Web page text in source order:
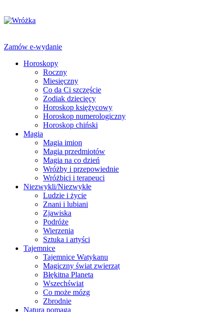
Zamów e-wydanie
Horoskopy
Roczny
Miesięczny
Co da Ci szczęście
Zodiak dziecięcy
Horoskop księżycowy
Horoskop numerologiczny
Horoskop chiński
Magia
Magia imion
Magia przedmiotów
Magia na co dzień
Wróżby i przepowiednie
Wróżbici i terapeuci
Niezwykli/Niezwykłe
Ludzie i życie
Znani i lubiani
Zjawiska
Podróże
Wierzenia
Sztuka i artyści
Tajemnice
Tajemnice Watykanu
Magiczny świat zwierząt
Błękitna Planeta
Wszechświat
Co może mózg
Zbrodnie
Natura pomaga